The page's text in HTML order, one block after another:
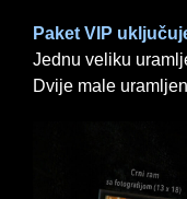
Paket VIP
Jednu veliku
Dvije male